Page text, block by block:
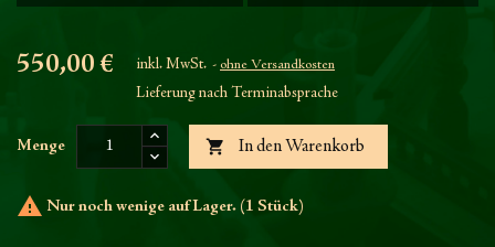
550,00 € inkl. MwSt. ohne Versandkosten
Lieferung nach Terminabsprache
Menge  In den Warenkorb
 Nur noch wenige auf Lager. (1 Stück)